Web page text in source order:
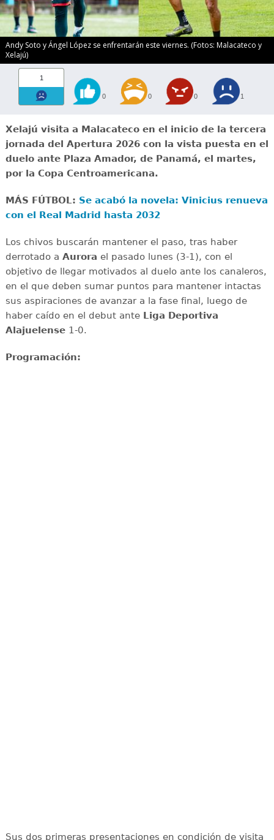
Andy Soto y Ángel López se enfrentarán este viernes. (Fotos: Malacateco y
Xelajú)
1
0 0 0 1
Xelajú visita a Malacateco en el inicio de la tercera
jornada del Apertura 2026 con la vista puesta en el
duelo ante Plaza Amador, de Panamá, el martes,
por la Copa Centroamericana.
MÁS FÚTBOL: Se acabó la novela: Vinicius renueva
con el Real Madrid hasta 2032
Los chivos buscarán mantener el paso, tras haber
derrotado a Aurora el pasado lunes (3-1), con el
objetivo de llegar motivados al duelo ante los canaleros,
en el que deben sumar puntos para mantener intactas
sus aspiraciones de avanzar a la fase final, luego de
haber caído en el debut ante Liga Deportiva
Alajuelense1-0.
Programación:
Sus dos primeras presentaciones en condición de visita